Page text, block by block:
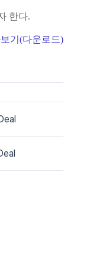
한다.
기(다운로드)